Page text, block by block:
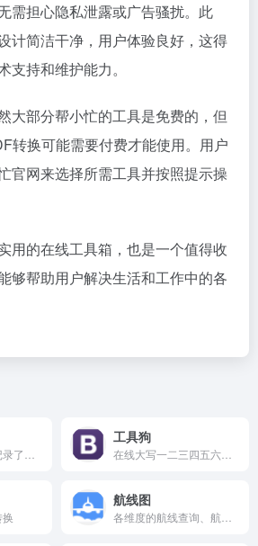
需担心隐私泄露或广告骚扰。此
计简洁干净，用户体验良好，这得
支持和维护能力。
大部分帮小忙的工具是免费的，但
转换可能需要付费才能使用。用户
官网来选择所需工具并按照提示操
用的在线工具箱，也是一个值得收
够帮助用户解决生活和工作中的各
工具狗
航线图